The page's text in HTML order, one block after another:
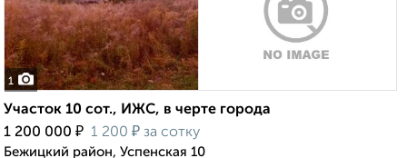
1
Участок 10 сот., ИЖС, в черте города
1 200 000 ₽ 1 200 ₽ за сотку
Бежицкий район, Успенская 10